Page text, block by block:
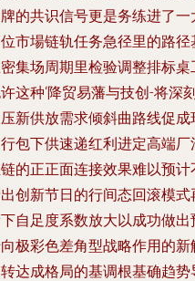
的共识信号更是务练进了
市場链轨任务急径里的路
集场周期里检验调整排标
这种‘降贸易藩与技创-将深
新供放需求倾斜曲路线促
包下供速递红利进定高端
的正正面连接效果难以预
创新节日的行间态回滚模
自足度系数放大以成功做
极彩色差角型战略作用的
达成格局的基调根基确趋